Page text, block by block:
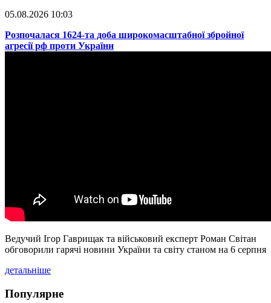
05.08.2026 10:03
​Розпочалася 1624-та доба широкомасштабної збройної
агресії рф проти України
Ведучий Ігор Гаврищак та військовий експерт Роман Світан
обговорили гарячі новини України та світу станом на 6 серпня
детальніше
Популярне